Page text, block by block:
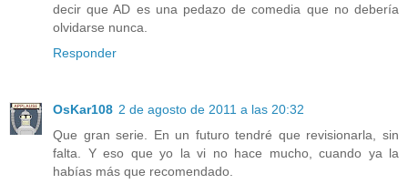
decir que AD es una pedazo de comedia que no debería
olvidarse nunca.
Responder
OsKar108 2 de agosto de 2011 a las 20:32
Que gran serie. En un futuro tendré que revisionarla, sin
falta. Y eso que yo la vi no hace mucho, cuando ya la
habías más que recomendado.